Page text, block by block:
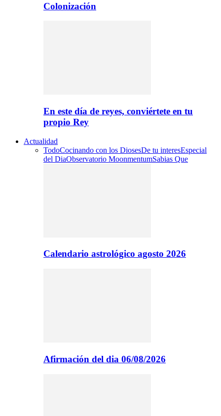
Colonización
En este día de reyes, conviértete en tu
propio Rey
Actualidad
TodoCocinando con los DiosesDe tu interesEspecial
del DiaObservatorio MoonmentumSabias Que
Calendario astrológico agosto 2026
Afirmación del dia 06/08/2026